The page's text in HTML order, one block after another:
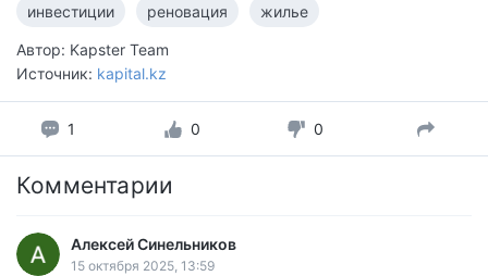
инвестиции реновация жилье
Автор: Kapster Team
Источник: kapital.kz
1 0 0
Комментарии
Алексей Синельников
15 октября 2025, 13:59